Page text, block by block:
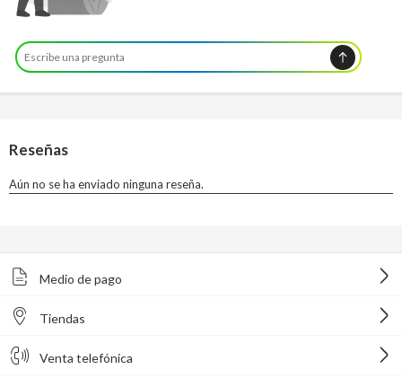
Medio de pago
Tiendas
Venta telefónica